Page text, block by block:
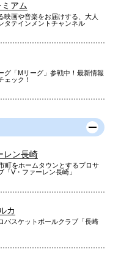
アム
映画や音楽をお届けする、大人
タテインメントチャンネル
グ「Mリーグ」参戦中！最新情報
ェック！
レン長崎
町をホームタウンとするプロサ
「V・ファーレン長崎」
カ
バスケットボールクラブ「長崎